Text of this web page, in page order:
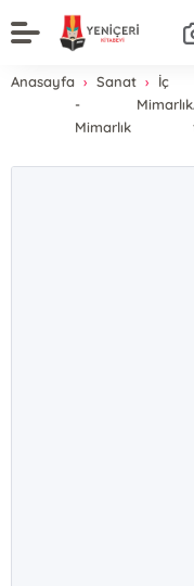
Anasayfa
Sanat
-
Mimarlık
İç
Mimarlık